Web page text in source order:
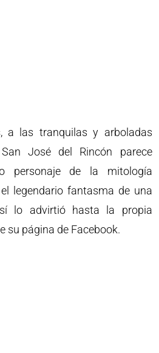
a las tranquilas y arboladas
José del Rincón parece
personaje de la mitología
el legendario fantasma de una
lo advirtió hasta la propia
su página de Facebook.